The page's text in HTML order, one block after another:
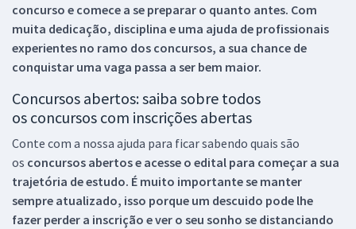
concurso e comece a se preparar o quanto antes. Com
muita dedicação, disciplina e uma ajuda de profissionais
experientes no ramo dos concursos, a sua chance de
conquistar uma vaga passa a ser bem maior.
Concursos abertos: saiba sobre todos
os concursos com inscrições abertas
Conte com a nossa ajuda para ficar sabendo quais são
os concursos abertos e acesse o edital para começar a sua
trajetória de estudo. É muito importante se manter
sempre atualizado, isso porque um descuido pode lhe
fazer perder a inscrição e ver o seu sonho se distanciando